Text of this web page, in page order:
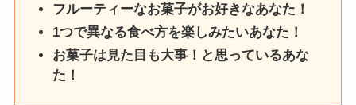
フルーティーなお菓子がお好きなあなた！
1つで異なる食べ方を楽しみたいあなた！
お菓子は見た目も大事！と思っているあな
た！